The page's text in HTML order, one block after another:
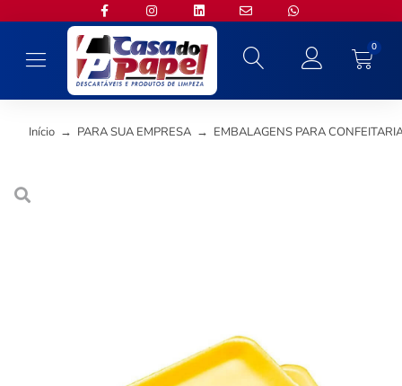
0
Início → PARA SUA EMPRESA → EMBALAGENS PARA